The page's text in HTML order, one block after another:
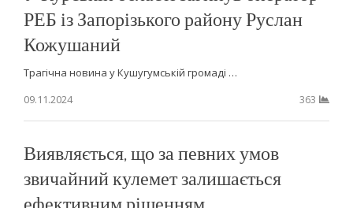
РЕБ із Запорізького району Руслан
Кожушаний
Трагічна новина у Кушугумській громаді …
09.11.2024
363
Виявляється, що за певних умов
звичайний кулемет залишається